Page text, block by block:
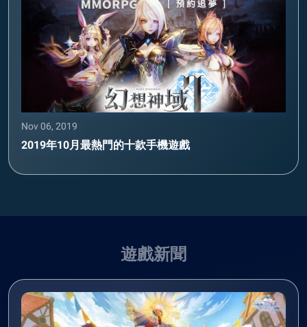
Nov 06, 2019
2019年10月最熱門的十款手機遊戲
遊戲新聞